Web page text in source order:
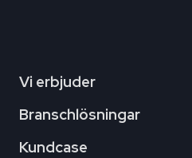
Vi erbjuder
Branschlösningar
Kundcase